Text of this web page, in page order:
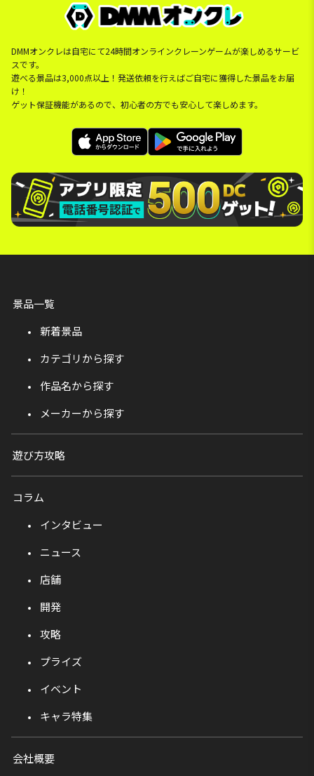
DMMオンクレは自宅にて24時間オンラインクレーンゲームが楽しめるサービ
スです。
遊べる景品は3,000点以上！発送依頼を行えばご自宅に獲得した景品をお届
け！
ゲット保証機能があるので、初心者の方でも安心して楽しめます。
景品一覧
新着景品
カテゴリから探す
作品名から探す
メーカーから探す
遊び方攻略
コラム
インタビュー
ニュース
店舗
開発
攻略
プライズ
イベント
キャラ特集
会社概要